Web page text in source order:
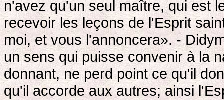
n'avez qu'un seul maître, qui est
recevoir les leçons de l'Esprit
moi, et vous l'annoncera». -
un sens qui puisse convenir à la
donnant, ne perd point ce qu'il
qu'il accorde aux autres; ainsi